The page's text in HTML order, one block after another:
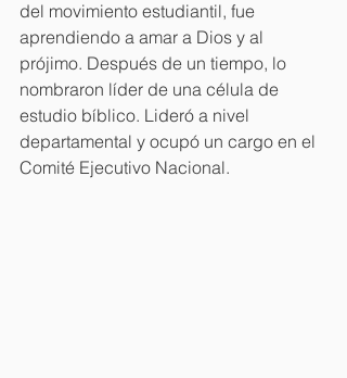
del movimiento estudiantil, fue
aprendiendo a amar a Dios y al
prójimo. Después de un tiempo, lo
nombraron líder de una célula de
estudio bíblico. Lideró a nivel
departamental y ocupó un cargo en el
Comité Ejecutivo Nacional.